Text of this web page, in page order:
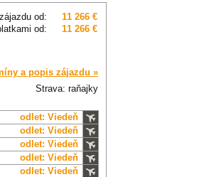
od:
11 266 €
od:
11 266 €
a popis zájazdu »
Strava: raňajky
odlet: Viedeň
odlet: Viedeň
odlet: Viedeň
odlet: Viedeň
odlet: Viedeň